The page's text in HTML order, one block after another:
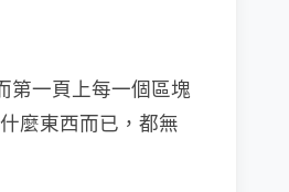
第一頁上每一個區塊
麼東西而已，都無